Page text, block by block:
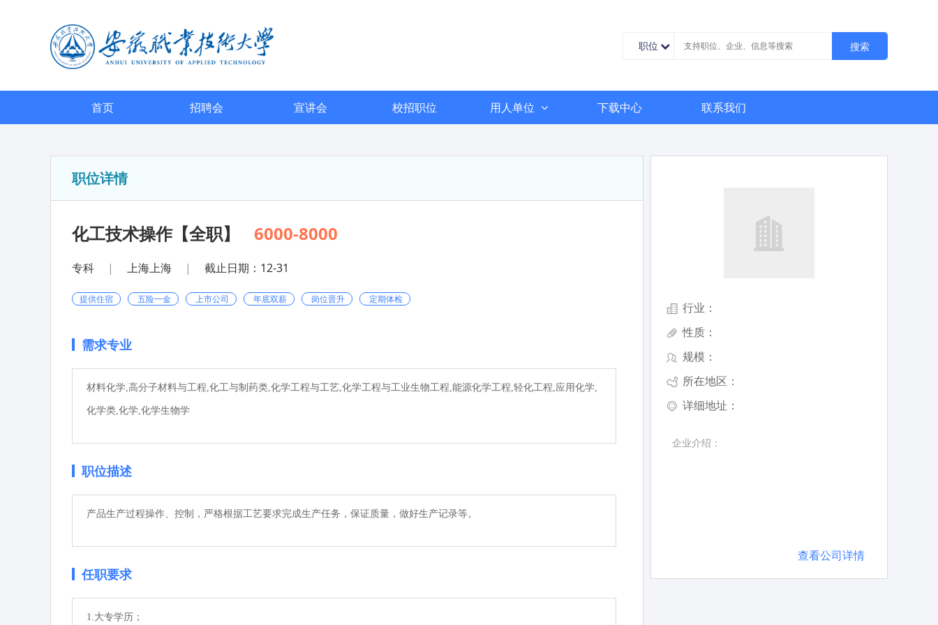
职位 搜索
首页 招聘会 宣讲会 校招职位 用人单位 下载中心 联系我们
职位详情
化工技术操作【全职】 6000-8000
专科 | 上海上海 | 截止日期：12-31
提供住宿 五险一金 上市公司 年底双薪 岗位晋升 定期体检
需求专业
材料化学,高分子材料与工程,化工与制药类,化学工程与工艺,化学工程与工业生物工程,能源化学工程,轻化工程,应用化学,
化学类,化学,化学生物学
职位描述
产品生产过程操作、控制，严格根据工艺要求完成生产任务，保证质量，做好生产记录等。
任职要求
1.大专学历；
行业：
性质：
规模：
所在地区：
详细地址：
企业介绍：
查看公司详情